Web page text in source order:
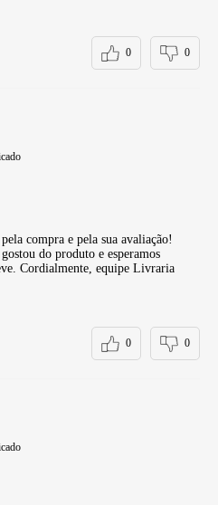
0 0
compra e pela sua avaliação!
do produto e esperamos
Cordialmente, equipe Livraria
0 0